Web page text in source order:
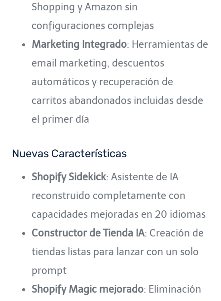
Shopping y Amazon sin
configuraciones complejas
Marketing Integrado: Herramientas de
email marketing, descuentos
automáticos y recuperación de
carritos abandonados incluidas desde
el primer día
Nuevas Características
Shopify Sidekick: Asistente de IA
reconstruido completamente con
capacidades mejoradas en 20 idiomas
Constructor de Tienda IA: Creación de
tiendas listas para lanzar con un solo
prompt
Shopify Magic mejorado: Eliminación